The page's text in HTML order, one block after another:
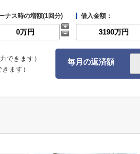
ナス時の増額(1回分) 借入金額：
できます）
ます）
毎月の返済額